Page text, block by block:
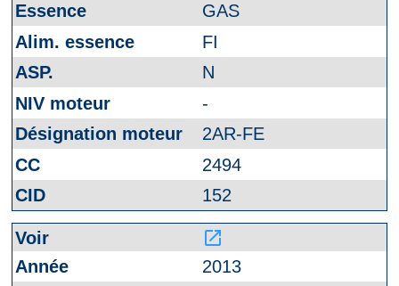
GAS
FI
N
-
2AR-FE
2494
152
launch
2013